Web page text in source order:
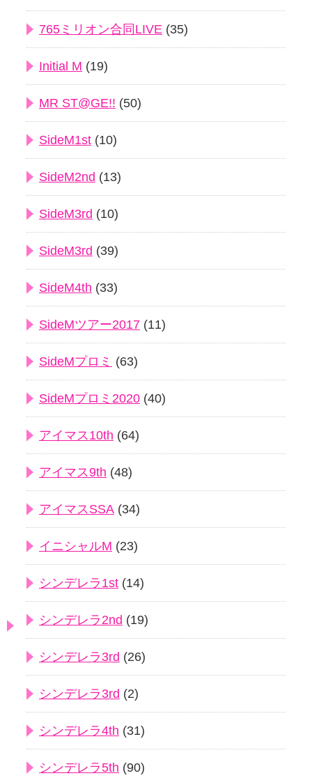
765ミリオン合同LIVE (35)
Initial M (19)
MR ST@GE!! (50)
SideM1st (10)
SideM2nd (13)
SideM3rd (10)
SideM3rd (39)
SideM4th (33)
SideMツアー2017 (11)
SideMプロミ (63)
SideMプロミ2020 (40)
アイマス10th (64)
アイマス9th (48)
アイマスSSA (34)
イニシャルM (23)
シンデレラ1st (14)
シンデレラ2nd (19)
シンデレラ3rd (26)
シンデレラ3rd (2)
シンデレラ4th (31)
シンデレラ5th (90)